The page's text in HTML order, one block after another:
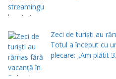
Zeci de turiști au
Totul a început cu
plecare: „Am plătit